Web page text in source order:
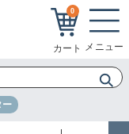
0
ー